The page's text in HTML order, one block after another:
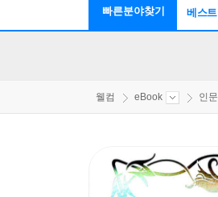
빠른분야찾기 베스트
웰컴 eBook 인문